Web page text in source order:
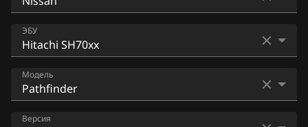
Acura
Alfa Romeo
ATLAS
ЭБУ
Bosch EDC16CP33
Bosch EDC17C84
Модель
AD
Версия